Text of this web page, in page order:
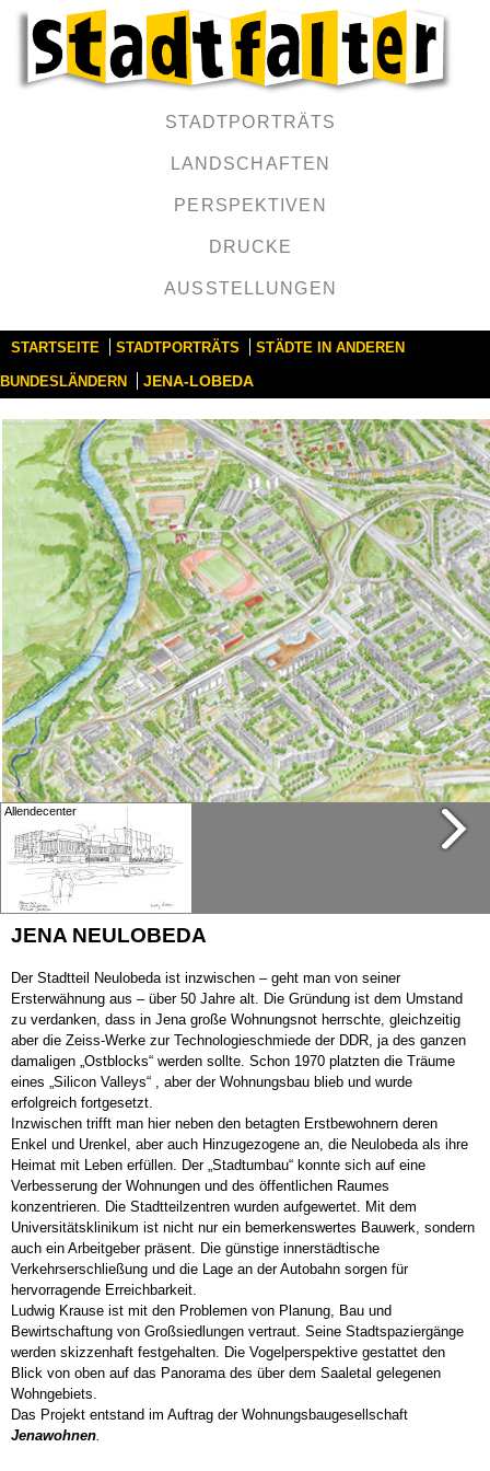
STADTPORTRÄTS
LANDSCHAFTEN
PERSPEKTIVEN
DRUCKE
AUSSTELLUNGEN
STARTSEITE STADTPORTRÄTS STÄDTE IN ANDEREN
BUNDESLÄNDERN JENA-LOBEDA
Allendecenter
Uniklinik 2
Unikrankenhaus
Wohnhof 2
Zentrum West
JENA NEULOBEDA
Der Stadtteil Neulobeda ist inzwischen – geht man von seiner
Ersterwähnung aus – über 50 Jahre alt. Die Gründung ist dem Umstand
zu verdanken, dass in Jena große Wohnungsnot herrschte, gleichzeitig
aber die Zeiss-Werke zur Technologieschmiede der DDR, ja des ganzen
damaligen „Ostblocks“ werden sollte. Schon 1970 platzten die Träume
eines „Silicon Valleys“ , aber der Wohnungsbau blieb und wurde
erfolgreich fortgesetzt.
Inzwischen trifft man hier neben den betagten Erstbewohnern deren
Enkel und Urenkel, aber auch Hinzugezogene an, die Neulobeda als ihre
Heimat mit Leben erfüllen. Der „Stadtumbau“ konnte sich auf eine
Verbesserung der Wohnungen und des öffentlichen Raumes
konzentrieren. Die Stadtteilzentren wurden aufgewertet. Mit dem
Universitätsklinikum ist nicht nur ein bemerkenswertes Bauwerk, sondern
auch ein Arbeitgeber präsent. Die günstige innerstädtische
Verkehrserschließung und die Lage an der Autobahn sorgen für
hervorragende Erreichbarkeit.
Ludwig Krause ist mit den Problemen von Planung, Bau und
Bewirtschaftung von Großsiedlungen vertraut. Seine Stadtspaziergänge
werden skizzenhaft festgehalten. Die Vogelperspektive gestattet den
Blick von oben auf das Panorama des über dem Saaletal gelegenen
Wohngebiets.
Das Projekt entstand im Auftrag der Wohnungsbaugesellschaft
Jenawohnen